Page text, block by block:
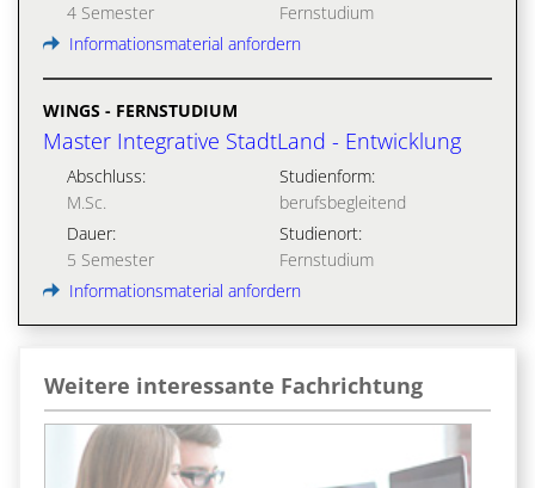
4 Semester
Fernstudium
Informationsmaterial anfordern
WINGS - FERNSTUDIUM
Master Integrative StadtLand - Entwicklung
Abschluss:
M.Sc.
Studienform:
berufsbegleitend
Dauer:
5 Semester
Studienort:
Fernstudium
Informationsmaterial anfordern
Weitere interessante Fachrichtung